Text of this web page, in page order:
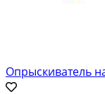
Опрыскиватель